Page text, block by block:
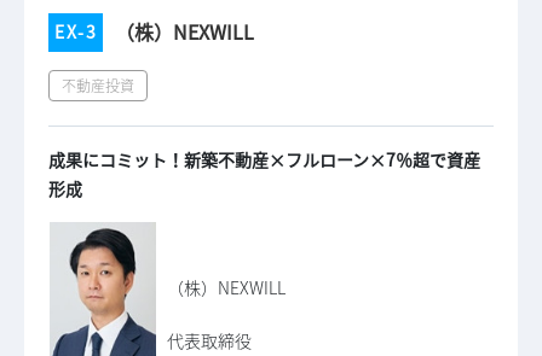
EX-3 （株）NEXWILL
不動産投資
成果にコミット！新築不動産×フルローン×7％超で資産
形成
（株）NEXWILL
代表取締役